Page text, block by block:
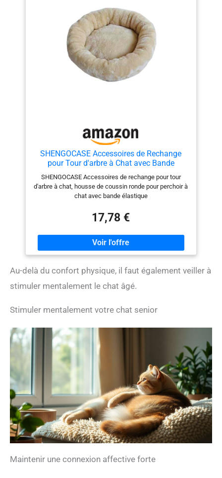
SHENGOCASE Accessoires de Rechange
pour Tour d'arbre à Chat avec Bande
élastique (40 cm, Beige)
SHENGOCASE Accessoires de rechange pour tour
d'arbre à chat, housse de coussin ronde pour perchoir à
chat avec bande élastique
17,78 €
Au-delà du confort physique, il faut également veiller à
stimuler mentalement le chat âgé.
Stimuler mentalement votre chat senior
Maintenir une connexion affective forte